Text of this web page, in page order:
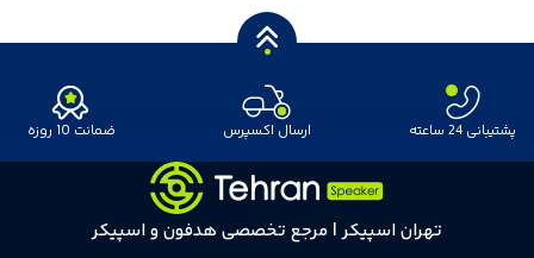
پشتیبانی 24 ساعته ارسال اکسپرس ضمانت 10 روزه
تهران اسپیکر | مرجع تخصصی هدفون و اسپیکر